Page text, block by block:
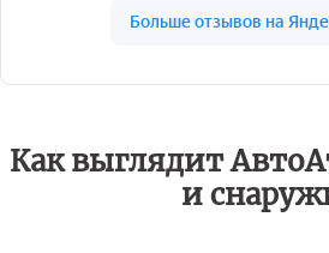
Как выглядит
и